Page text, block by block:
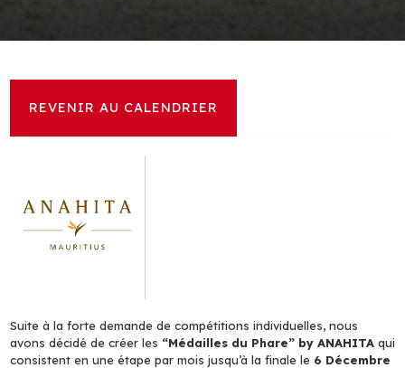
REVENIR AU CALENDRIER
Suite à la forte demande de compétitions individuelles, nous
avons décidé de créer les “Médailles du Phare” by ANAHITAqui
consistent en une étape par mois jusqu’à la finale le 6 Décembre